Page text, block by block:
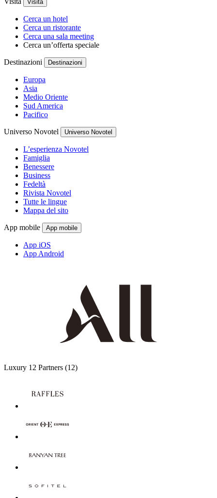
Visita
Cerca un hotel
Cerca un ristorante
Cerca una sala meeting
Cerca un’offerta speciale
Destinazioni Destinazioni
Europa
Asia
Medio Oriente
Sud America
Pacifico
Universo Novotel Universo Novotel
L’esperienza Novotel
Famiglia
Benessere
Business
Fedeltà
Rivista Novotel
Tutte le lingue
Mappa del sito
App mobile App mobile
App iOS
App Android
Luxury 12 Partners (12)